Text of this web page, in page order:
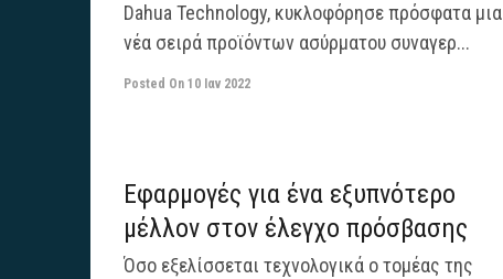
Dahua Technology, κυκλοφόρησε πρόσφατα μια
νέα σειρά προϊόντων ασύρματου συναγερ...
Posted On 10 Ιαν 2022
Εφαρμογές για ένα εξυπνότερο
μέλλον στον έλεγχο πρόσβασης
Όσο εξελίσσεται τεχνολογικά ο τομέας της